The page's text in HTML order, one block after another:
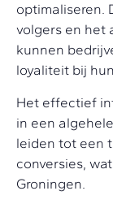
optimaliseren.
volgers en het
kunnen
loyaliteit bij
Het effectief
in een
leiden tot een
conversies,
Groningen.